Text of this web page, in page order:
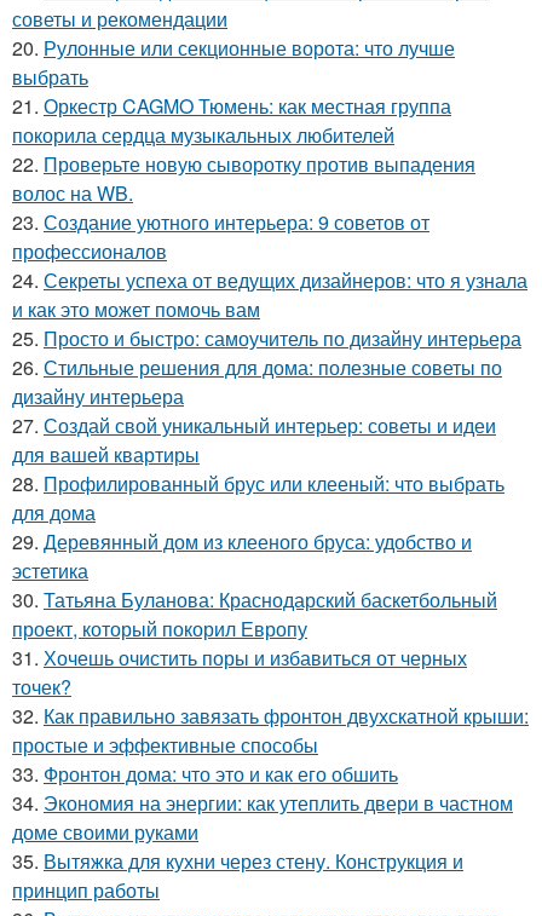
советы и рекомендации
20. Рулонные или секционные ворота: что лучше
выбрать
21. Оркестр CAGMO Тюмень: как местная группа
покорила сердца музыкальных любителей
22. Проверьте новую сыворотку против выпадения
волос на WB.
23. Создание уютного интерьера: 9 советов от
профессионалов
24. Секреты успеха от ведущих дизайнеров: что я узнала
и как это может помочь вам
25. Просто и быстро: самоучитель по дизайну интерьера
26. Стильные решения для дома: полезные советы по
дизайну интерьера
27. Создай свой уникальный интерьер: советы и идеи
для вашей квартиры
28. Профилированный брус или клееный: что выбрать
для дома
29. Деревянный дом из клееного бруса: удобство и
эстетика
30. Татьяна Буланова: Краснодарский баскетбольный
проект, который покорил Европу
31. Хочешь очистить поры и избавиться от черных
точек?
32. Как правильно завязать фронтон двухскатной крыши:
простые и эффективные способы
33. Фронтон дома: что это и как его обшить
34. Экономия на энергии: как утеплить двери в частном
доме своими руками
35. Вытяжка для кухни через стену. Конструкция и
принцип работы